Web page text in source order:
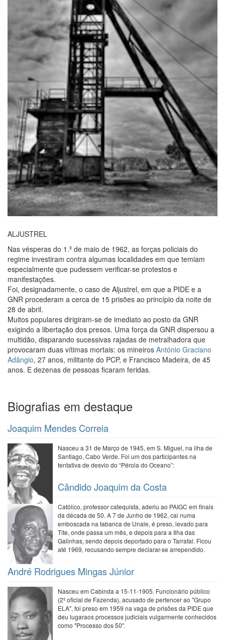
ALJUSTREL
Nas vésperas do 1.º de maio de 1962, as forças policiais do
regime investiram contra algumas localidades em que temiam
especialmente que pudessem verificar-se protestos e
manifestações.
Foi, designadamente, o caso de Aljustrel, em que a PIDE e a
GNR procederam a cerca de 15 prisões ao princípio da noite de
28 de abril.
Muitos populares dirigiram-se de imediato ao posto da GNR
exigindo a libertação dos presos. Uma força da GNR dispersou a
multidão, disparando sucessivas rajadas de metralhadora que
provocaram duas vítimas mortais: os mineiros António Graciano
Adângio, 27 anos, militante do PCP, e Francisco Madeira, de 45
anos. E dezenas de pessoas ficaram feridas.
Biografias em destaque
Joaquim Mendes Correia
Nasceu a 31 de Março de 1945, em S. Miguel, na ilha de
Santiago, Cabo Verde. Foi um dos participantes na
tentativa de desvio do “Pérola do Oceano”:
Cândido Joaquim da Costa
Católico, professor catequista, aderiu ao PAIGC em finais
da década de 50. A 7 de Junho de 1962, cai numa
emboscada na tabanca de Unale, é preso, levado para
Tite, onde passa um mês, e depois para a Ilha das
Galinhas, sendo depois deportado para o Tarrafal. Ficou
até 1969, recusando sempre declarar-se arrependido.
André Rodrigues Mingas Júnior
Nasceu em Cabinda a 15-11-1905. Funcionário público
(2º oficial de Fazenda), acusado de pertencer ao "Grupo
ELA", foi preso em 1959 na vaga de prisões da PIDE que
deu lugaraos processos judiciais vulgarmente conhecidos
como "Processo dos 50".